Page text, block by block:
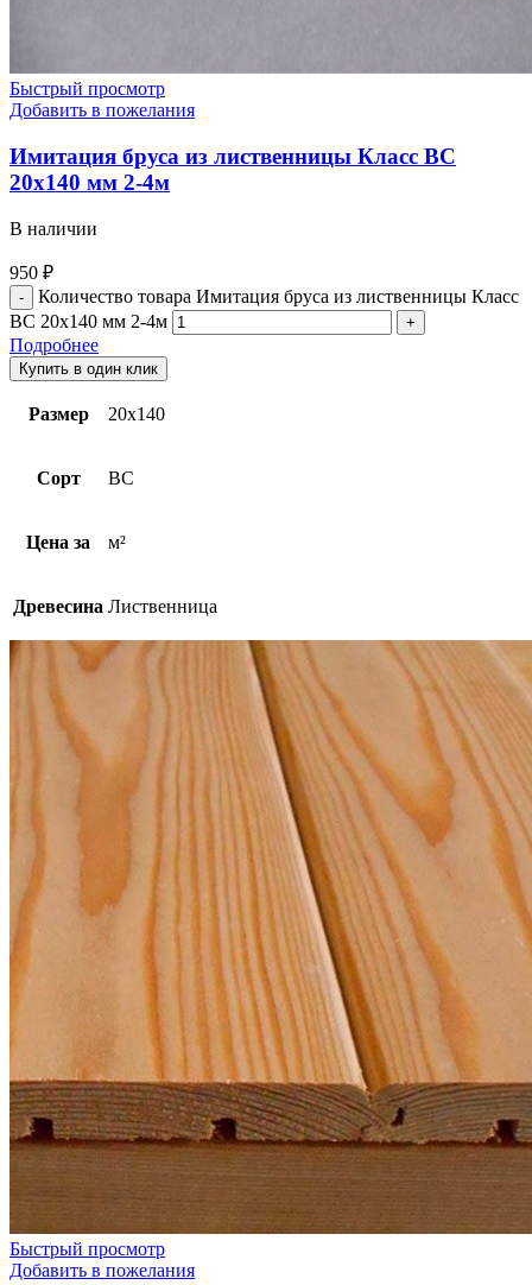
Быстрый просмотр
Добавить в пожелания
Имитация бруса из лиственницы Класс BC
20х140 мм 2-4м
В наличии
950 ₽
Количество товара Имитация бруса из лиственницы Класс
BC 20х140 мм 2-4м
Подробнее
Купить в один клик
Размер 20х140
Сорт BC
Цена за м²
Древесина Лиственница
Быстрый просмотр
Добавить в пожелания